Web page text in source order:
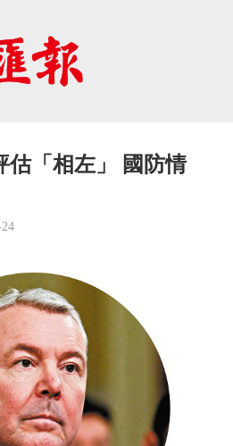
估「相左」 國防情